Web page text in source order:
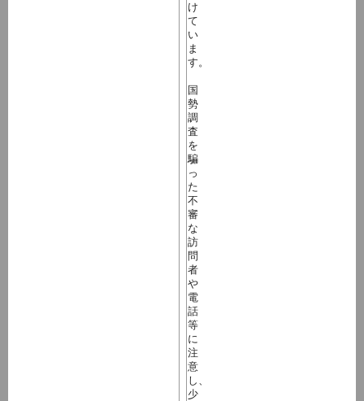
け
て
い
ま
す。
国
勢
調
査
を
騙
っ
た
不
審
な
訪
問
者
や
電
話
等
に
注
意
し、
少